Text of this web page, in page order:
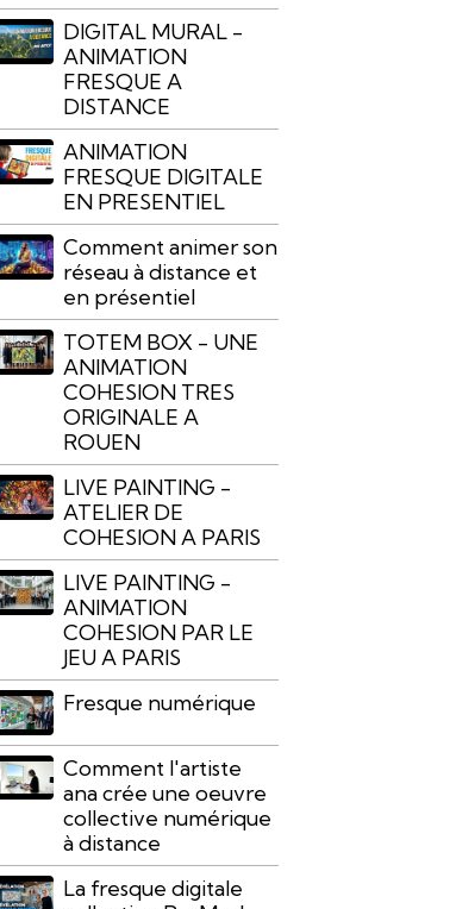
DIGITAL MURAL -
ANIMATION
FRESQUE A
DISTANCE
ANIMATION
FRESQUE DIGITALE
EN PRESENTIEL
Comment animer son
réseau à distance et
en présentiel
TOTEM BOX - UNE
ANIMATION
COHESION TRES
ORIGINALE A
ROUEN
LIVE PAINTING -
ATELIER DE
COHESION A PARIS
LIVE PAINTING -
ANIMATION
COHESION PAR LE
JEU A PARIS
Fresque numérique
Comment l'artiste
ana crée une oeuvre
collective numérique
à distance
La fresque digitale